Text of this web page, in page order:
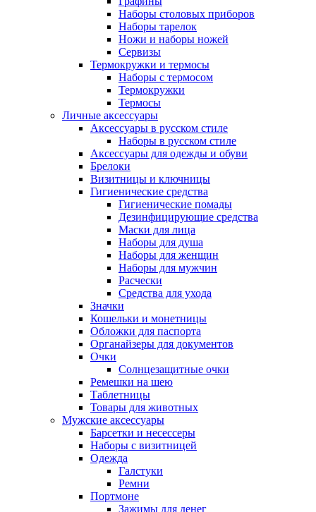
Наборы столовых приборов
Наборы тарелок
Ножи и наборы ножей
Сервизы
Термокружки и термосы
Наборы с термосом
Термокружки
Термосы
Личные аксессуары
Аксессуары в русском стиле
Наборы в русском стиле
Аксессуары для одежды и обуви
Брелоки
Визитницы и ключницы
Гигиенические средства
Гигиенические помады
Дезинфицирующие средства
Маски для лица
Наборы для душа
Наборы для женщин
Наборы для мужчин
Расчески
Средства для ухода
Значки
Кошельки и монетницы
Обложки для паспорта
Органайзеры для документов
Очки
Солнцезащитные очки
Ремешки на шею
Таблетницы
Товары для животных
Мужские аксессуары
Барсетки и несессеры
Наборы с визитницей
Одежда
Галстуки
Ремни
Портмоне
Зажимы для денег